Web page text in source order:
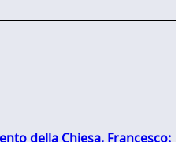
della Chiesa, Francesco: